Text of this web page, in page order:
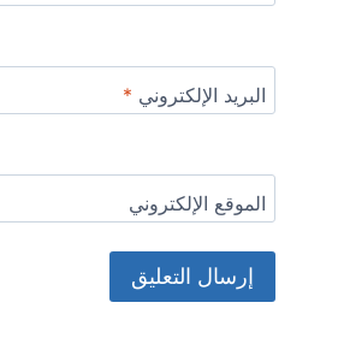
البريد الإلكتروني *
الموقع الإلكتروني